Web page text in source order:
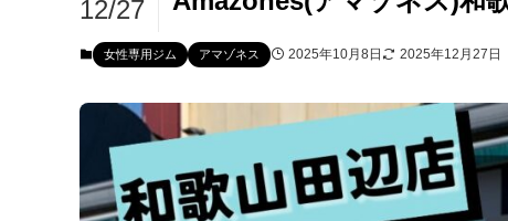
12/27
女性専用ジム アマゾネス 2025年10月8日 2025年12月27日